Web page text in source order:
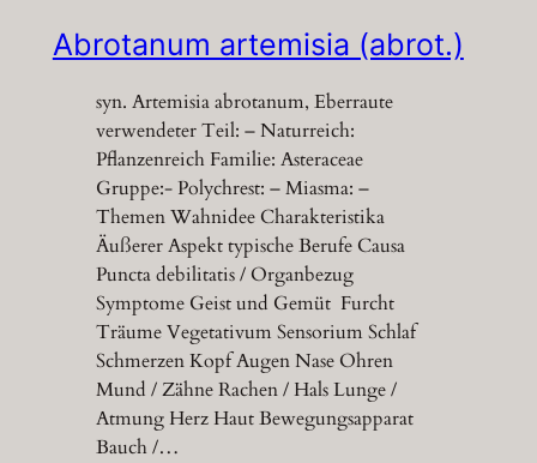
Abrotanum artemisia (abrot.)
syn. Artemisia abrotanum, Eberraute
verwendeter Teil: – Naturreich:
Pflanzenreich Familie: Asteraceae
Gruppe:- Polychrest: – Miasma: –
Themen Wahnidee Charakteristika
Äußerer Aspekt typische Berufe Causa
Puncta debilitatis / Organbezug
Symptome Geist und Gemüt Furcht
Träume Vegetativum Sensorium Schlaf
Schmerzen Kopf Augen Nase Ohren
Mund / Zähne Rachen / Hals Lunge /
Atmung Herz Haut Bewegungsapparat
Bauch /…